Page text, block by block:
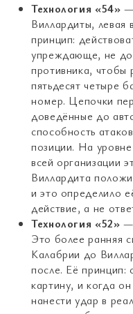
Технология «54»—
Виллардиты, левая
принцип:
упреждающе, не
противника, чтобы
пятьдесят четыре
номер. Цепочки
доведённые до
способность
позиции. На
всей организации
Виллардита
и это определило
действие, а не
Технология «52»—
Это более ранняя
Калабрии до
после. Её принцип:
картину, и когда
нанести удар в